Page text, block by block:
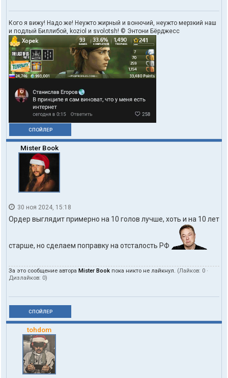
в
а
т
е
л
я
o
p
k
Кого я вижу! Надо же! Неужто жирный и вонючий, неужто мерзкий наш
и подлый Биллибой, koziol и svolotsh! © Энтони Бёрджесс
СПОЙЛЕР
Mister Book
30 ноя 2024, 15:18
Ордер выглядит примерно на 10 голов лучше, хоть и на 10 лет
старше, но сделаем поправку на отсталость РФ
За это сообщение автора Mister Book пока никто не лайкнул. (Лайков: 0 ·
Дизлайков: 0)
СПОЙЛЕР
tohdom